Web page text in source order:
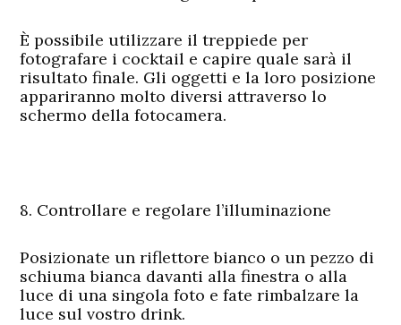
È possibile utilizzare il treppiede per
fotografare i cocktail e capire quale sarà il
risultato finale. Gli oggetti e la loro posizione
appariranno molto diversi attraverso lo
schermo della fotocamera.
8. Controllare e regolare l’illuminazione
Posizionate un riflettore bianco o un pezzo di
schiuma bianca davanti alla finestra o alla
luce di una singola foto e fate rimbalzare la
luce sul vostro drink.